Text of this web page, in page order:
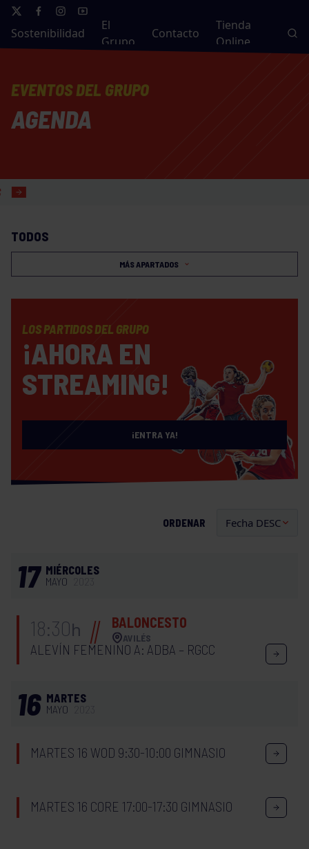
Sostenibilidad
El
Grupo
Contacto
Tienda
Online
EVENTOS DEL GRUPO
AGENDA
TODOS
MÁS APARTADOS
LOS PARTIDOS DEL GRUPO
¡AHORA EN
STREAMING!
¡ENTRA YA!
ORDENAR
17 MIÉRCOLES
MAYO
18:30h BALONCESTO
AVILÉS
ALEVÍN FEMENINO A: ADBA – RGCC
16 MARTES
MAYO
MARTES 16 WOD 9:30-10:00 GIMNASIO
MARTES 16 CORE 17:00-17:30 GIMNASIO